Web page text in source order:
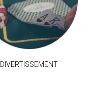
DIVERTISSEMENT